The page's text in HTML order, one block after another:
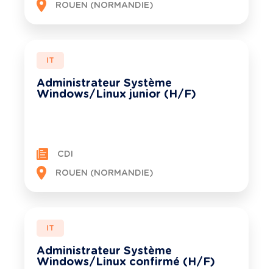
ROUEN (NORMANDIE)
IT
Administrateur Système
Windows/Linux junior (H/F)
CDI
ROUEN (NORMANDIE)
IT
Administrateur Système
Windows/Linux confirmé (H/F)